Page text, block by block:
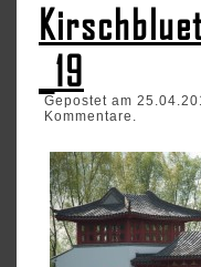
_19
Gepostet am
Kommentare.